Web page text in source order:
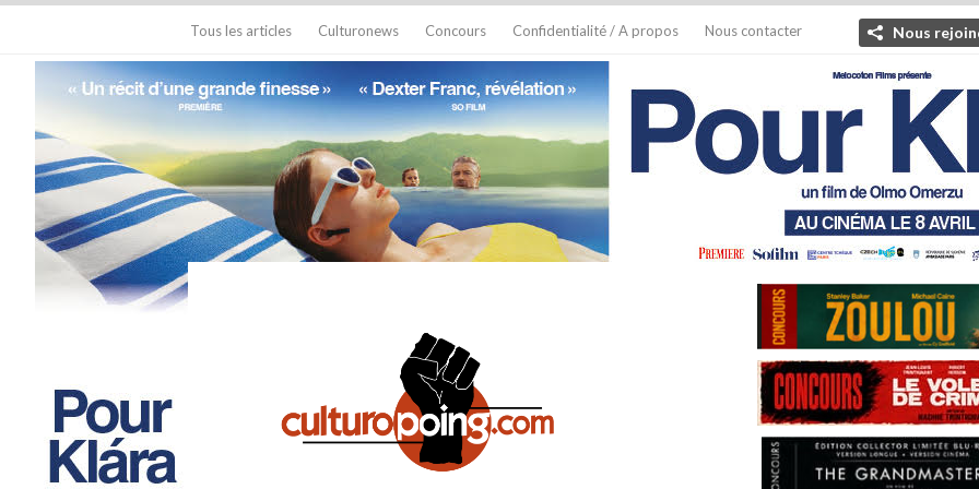
Tous les articles Culturonews Concours Confidentialité / A propos Nous contacter Nous